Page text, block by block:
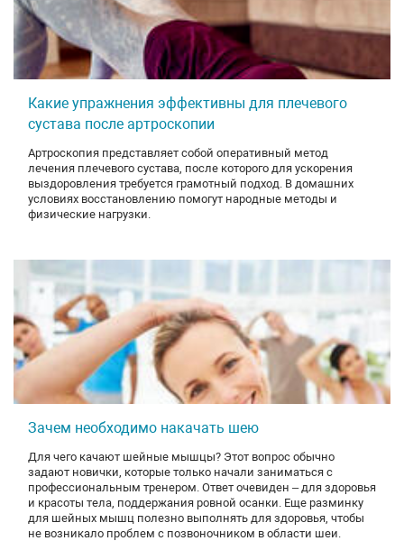
Какие упражнения эффективны для плечевого
сустава после артроскопии
Артроскопия представляет собой оперативный метод
лечения плечевого сустава, после которого для ускорения
выздоровления требуется грамотный подход. В домашних
условиях восстановлению помогут народные методы и
физические нагрузки.
Зачем необходимо накачать шею
Для чего качают шейные мышцы? Этот вопрос обычно
задают новички, которые только начали заниматься с
профессиональным тренером. Ответ очевиден – для здоровья
и красоты тела, поддержания ровной осанки. Еще разминку
для шейных мышц полезно выполнять для здоровья, чтобы
не возникало проблем с позвоночником в области шеи.